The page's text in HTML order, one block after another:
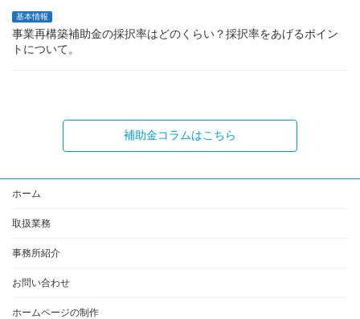
基本情報
事業再構築補助金の採択率はどのくらい？採択率をあげるポイン
トについて。
補助金コラムはこちら
ホーム
取扱業務
事務所紹介
お問い合わせ
ホームページの制作